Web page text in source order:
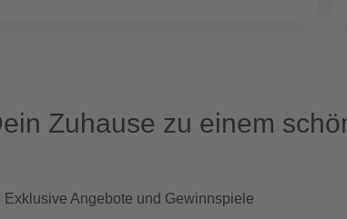
Zuhause zu einem
Exklusive Angebote und Gewinnspiele